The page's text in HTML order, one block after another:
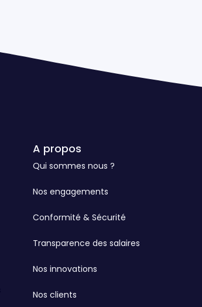
A propos
Qui sommes nous ?
Nos engagements
Conformité & Sécurité
Transparence des salaires
Nos innovations
Nos clients